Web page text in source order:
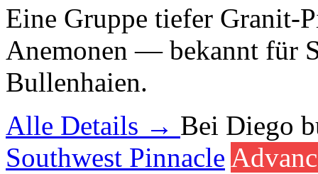
Eine Gruppe tiefer Granit-
Anemonen — bekannt für
Bullenhaien.
Alle Details → Bei Diego
Southwest Pinnacle